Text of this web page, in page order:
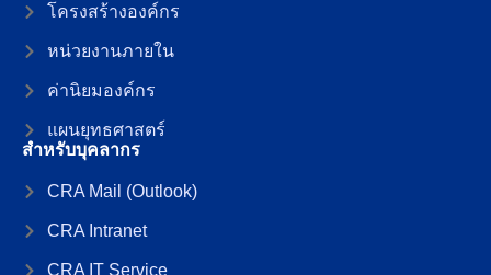
โครงสร้างองค์กร
หน่วยงานภายใน
ค่านิยมองค์กร
แผนยุทธศาสตร์
สำหรับบุคลากร
CRA Mail (Outlook)
CRA Intranet
CRA IT Service